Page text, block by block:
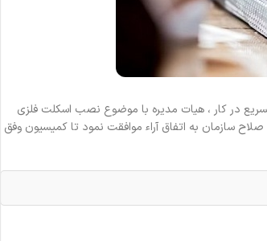
32242 مورخ 13/09/1401 در خصوص به جهت تسریع در کار ، هیات مدیره با موضوع نصب اسکلت فلزی
سازمان به اتفاق آراء موافقت نمود تا کمیسیون وفق